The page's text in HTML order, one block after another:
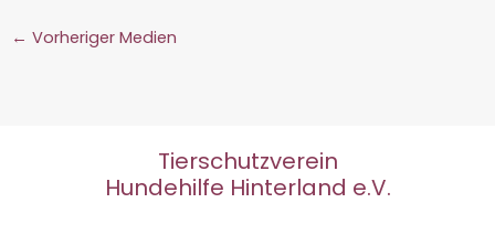
← Vorheriger Medien
Tierschutzverein
Hundehilfe Hinterland e.V.